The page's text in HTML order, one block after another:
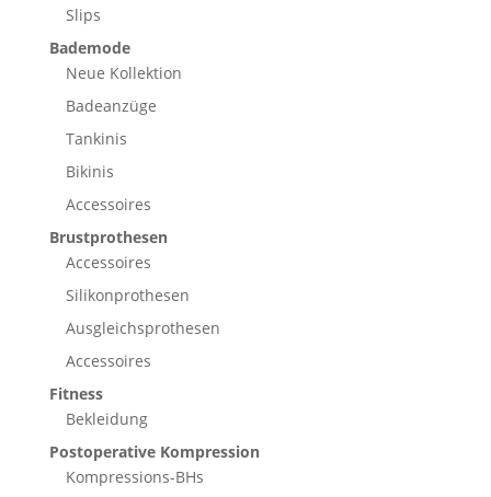
Slips
Bademode
Neue Kollektion
Badeanzüge
Tankinis
Bikinis
Accessoires
Brustprothesen
Accessoires
Silikonprothesen
Ausgleichsprothesen
Accessoires
Fitness
Bekleidung
Postoperative Kompression
Kompressions-BHs